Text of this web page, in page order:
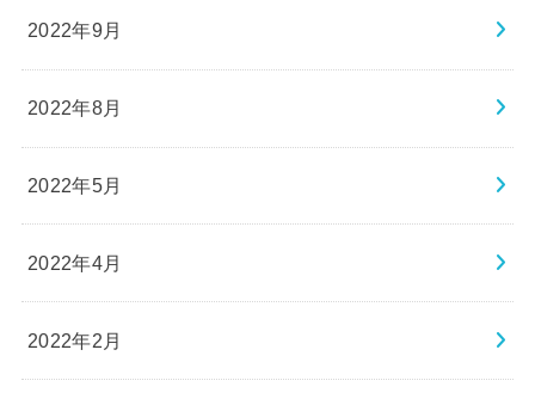
2022年9月
2022年8月
2022年5月
2022年4月
2022年2月